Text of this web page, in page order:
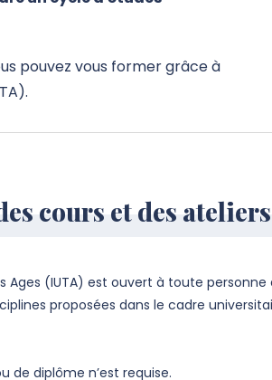
pouvez vous former grâce à
cours et des
Ages (IUTA) est ouvert à toute
proposées dans le cadre
de diplôme n’est requise.